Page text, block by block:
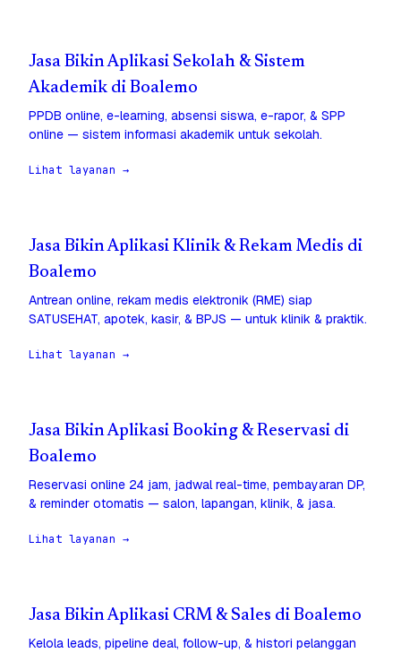
Jasa Bikin Aplikasi Sekolah & Sistem
Akademik di Boalemo
PPDB online, e-learning, absensi siswa, e-rapor, & SPP
online — sistem informasi akademik untuk sekolah.
Lihat layanan →
Jasa Bikin Aplikasi Klinik & Rekam Medis di
Boalemo
Antrean online, rekam medis elektronik (RME) siap
SATUSEHAT, apotek, kasir, & BPJS — untuk klinik & praktik.
Lihat layanan →
Jasa Bikin Aplikasi Booking & Reservasi di
Boalemo
Reservasi online 24 jam, jadwal real-time, pembayaran DP,
& reminder otomatis — salon, lapangan, klinik, & jasa.
Lihat layanan →
Jasa Bikin Aplikasi CRM & Sales di Boalemo
Kelola leads, pipeline deal, follow-up, & histori pelanggan